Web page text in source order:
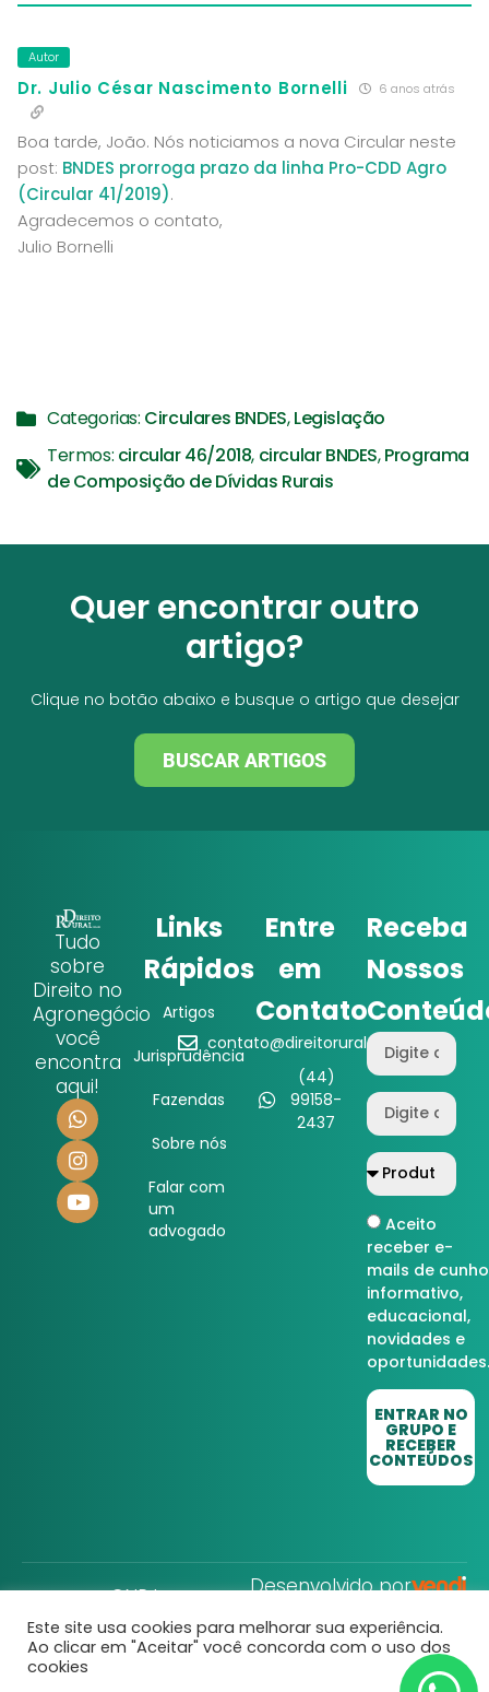
Autor
Dr. Julio César Nascimento Bornelli 6 anos atrás
Boa tarde, João. Nós noticiamos a nova Circular neste
post: BNDES prorroga prazo da linha Pro-CDD Agro
(Circular 41/2019).
Agradecemos o contato,
Julio Bornelli
Categorias: Circulares BNDES,Legislação
Termos: circular 46/2018, circular BNDES,Programa
de Composição de Dívidas Rurais
Quer encontrar outro
artigo?
Clique no botão abaixo e busque o artigo que desejar
BUSCAR ARTIGOS
Tudo
sobre
Direito no
Agronegócio
você
encontra
aqui!
Links
Rápidos
Artigos
Jurisprudência
Fazendas
Sobre nós
Falar com
um
advogado
Entre
em
Contato
contato@direitorural.com.br
(44)
99158-
2437
Receba
Nossos
Aceito
receber e-
mails de cunho
informativo,
educacional,
novidades e
oportunidades.
ENTRAR NO
GRUPO E
RECEBER
CONTEÚDOS
CNPJ:
32.752.806/0001-22
Direito Rural © Todos
Desenvolvido por